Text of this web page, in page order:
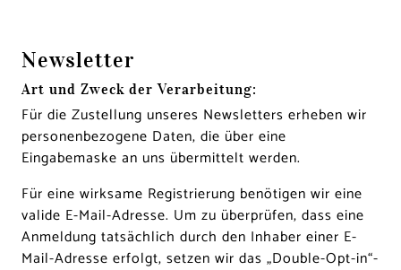
Newsletter
Art und Zweck der Verarbeitung:
Für die Zustellung unseres Newsletters erheben wir
personenbezogene Daten, die über eine
Eingabemaske an uns übermittelt werden.
Für eine wirksame Registrierung benötigen wir eine
valide E-Mail-Adresse. Um zu überprüfen, dass eine
Anmeldung tatsächlich durch den Inhaber einer E-
Mail-Adresse erfolgt, setzen wir das „Double-Opt-in“-